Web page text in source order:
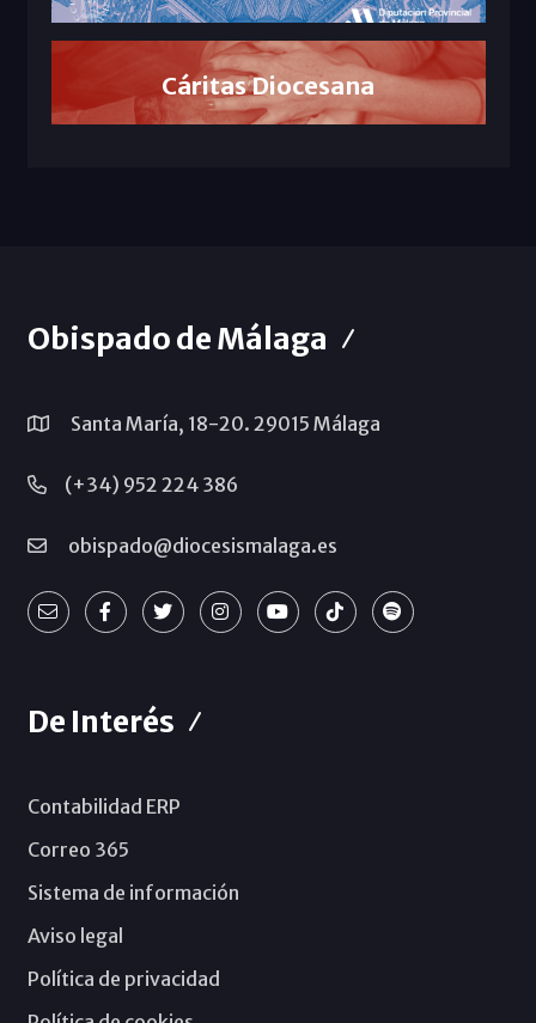
Cáritas Diocesana
Obispado de Málaga
Santa María, 18-20. 29015 Málaga
(+34) 952 224 386
obispado@diocesismalaga.es
De Interés
Contabilidad ERP
Correo 365
Sistema de información
Aviso legal
Política de privacidad